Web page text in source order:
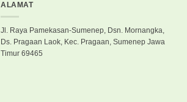
ALAMAT
Jl. Raya Pamekasan-Sumenep, Dsn. Mornangka,
Ds. Pragaan Laok, Kec. Pragaan, Sumenep Jawa
Timur 69465